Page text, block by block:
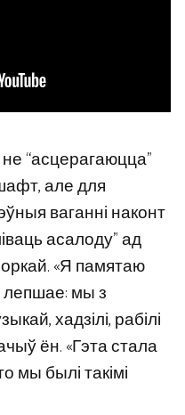
“асцерагаюцца”
але для
ваганні наконт
асалоду” ад
«Я памятаю
лепшае: мы з
хадзілі, рабілі
ён. «Гэта стала
былі такімі